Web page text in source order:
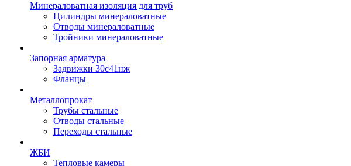
Минераловатная изоляция для труб
Цилиндры минераловатные
Отводы минераловатные
Тройники минераловатные
Запорная арматура
Задвижки 30с41нж
Фланцы
Металлопрокат
Трубы стальные
Отводы стальные
Переходы стальные
ЖБИ
Тепловые камеры